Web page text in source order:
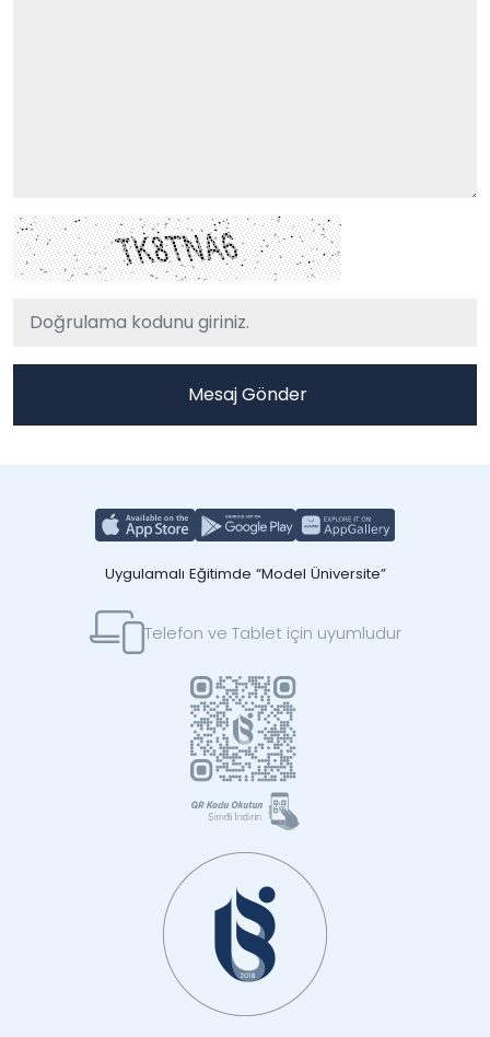
Uygulamalı Eğitimde “Model Üniversite”
Telefon ve Tablet için uyumludur